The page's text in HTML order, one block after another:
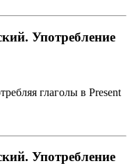
Употребление
глаголы в Present
Употребление